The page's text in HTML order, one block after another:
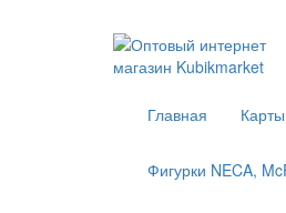
Главная
Фигурки NECA,